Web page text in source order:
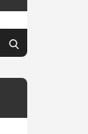
Search